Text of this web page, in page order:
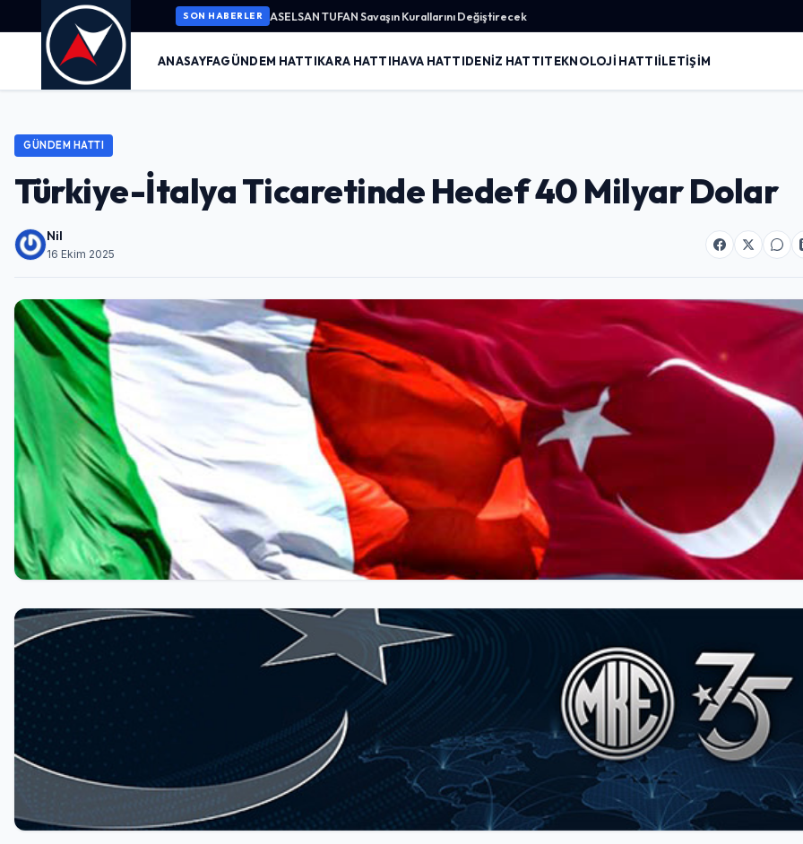
SON HABERLER ASELSAN TUFAN Savaşın Kurallarını Değiştirecek
ANASAYFAGÜNDEM HATTIKARA HATTIHAVA HATTIDENIZ HATTITEKNOLOJI HATTIİLETIŞIM
GÜNDEM HATTI
Türkiye-İtalya Ticaretinde Hedef 40 Milyar Dolar
Nil
16 Ekim 2025